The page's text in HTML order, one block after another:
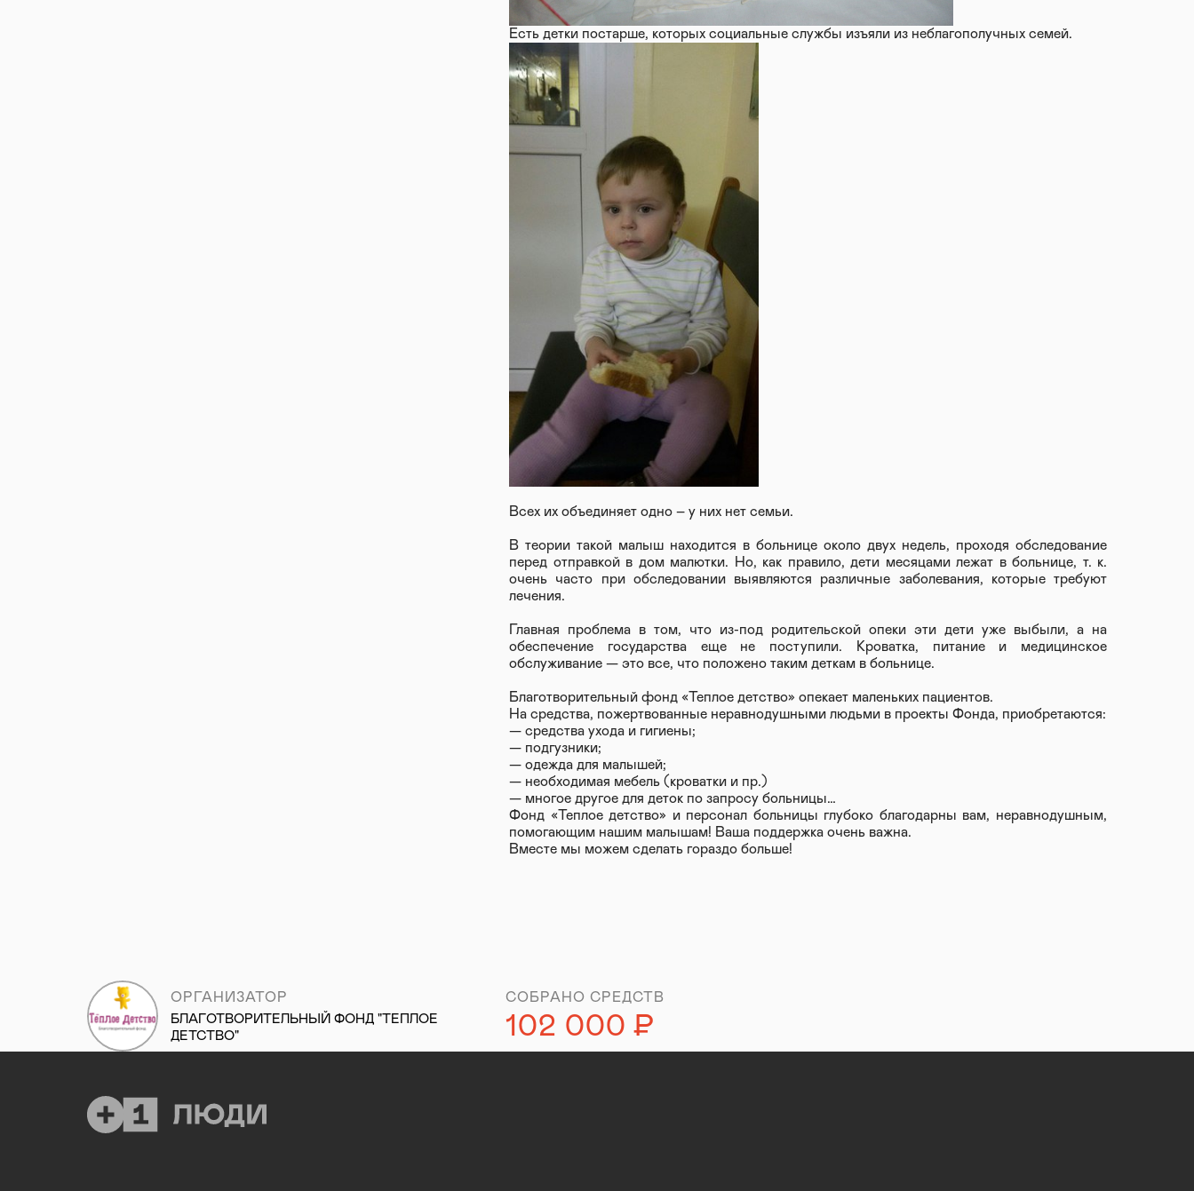
Есть детки постарше, которых социальные службы изъяли из неблагополучных семей.
Всех их объединяет одно – у них нет семьи.
В теории такой малыш находится в больнице около двух недель, проходя обследование
перед отправкой в дом малютки. Но, как правило, дети месяцами лежат в больнице, т. к.
очень часто при обследовании выявляются различные заболевания, которые требуют
лечения.
Главная проблема в том, что из-под родительской опеки эти дети уже выбыли, а на
обеспечение государства еще не поступили. Кроватка, питание и медицинское
обслуживание — это все, что положено таким деткам в больнице.
Благотворительный фонд «Теплое детство» опекает маленьких пациентов.
На средства, пожертвованные неравнодушными людьми в проекты Фонда, приобретаются:
— средства ухода и гигиены;
— подгузники;
— одежда для малышей;
— необходимая мебель (кроватки и пр.)
— многое другое для деток по запросу больницы…
Фонд «Теплое детство» и персонал больницы глубоко благодарны вам, неравнодушным,
помогающим нашим малышам! Ваша поддержка очень важна.
Вместе мы можем сделать гораздо больше!
ОРГАНИЗАТОР
БЛАГОТВОРИТЕЛЬНЫЙ ФОНД "ТЕПЛОЕ
ДЕТСТВО"
СОБРАНО СРЕДСТВ
102 000Р